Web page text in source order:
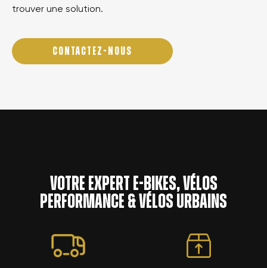
trouver une solution.
CONTACTEZ-NOUS
Votre expert e-bikes, vélos
performance & vélos urbains